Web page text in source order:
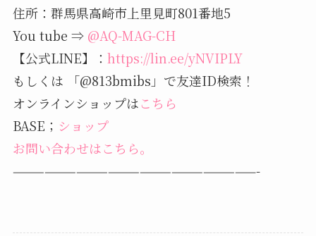
住所：群馬県高崎市上里見町801番地5
You tube ⇒ @AQ-MAG-CH
【公式LINE】： https://lin.ee/yNVIPLY
もしくは 「@813bmibs」で友達ID検索！
オンラインショップはこちら
BASE； ショップ
お問い合わせはこちら。
———————————————————————-